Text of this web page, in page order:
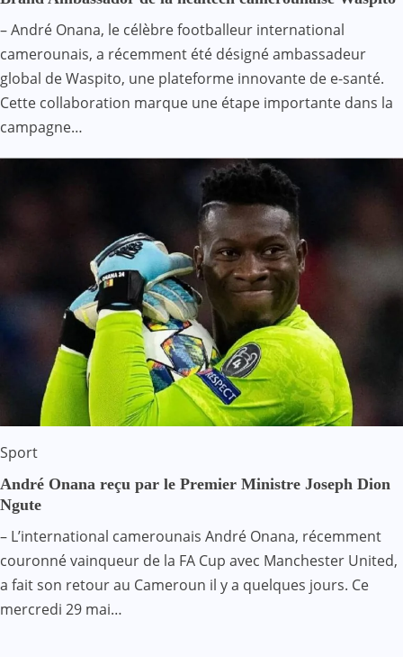
– André Onana, le célèbre footballeur international
camerounais, a récemment été désigné ambassadeur
global de Waspito, une plateforme innovante de e-santé.
Cette collaboration marque une étape importante dans la
campagne…
Sport
André Onana reçu par le Premier Ministre Joseph Dion
Ngute
– L’international camerounais André Onana, récemment
couronné vainqueur de la FA Cup avec Manchester United,
a fait son retour au Cameroun il y a quelques jours. Ce
mercredi 29 mai…